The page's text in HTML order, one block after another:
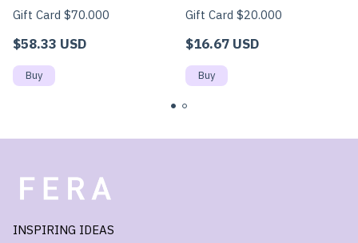
Gift Card $70.000
$58.33 USD
Gift Card $20.000
$16.67 USD
INSPIRING IDEAS